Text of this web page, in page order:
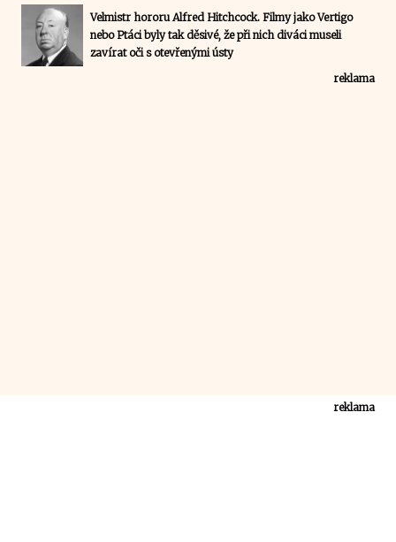
Velmistr hororu Alfred Hitchcock. Filmy jako Vertigo
nebo Ptáci byly tak děsivé, že při nich diváci museli
zavírat oči s otevřenými ústy
reklama
reklama